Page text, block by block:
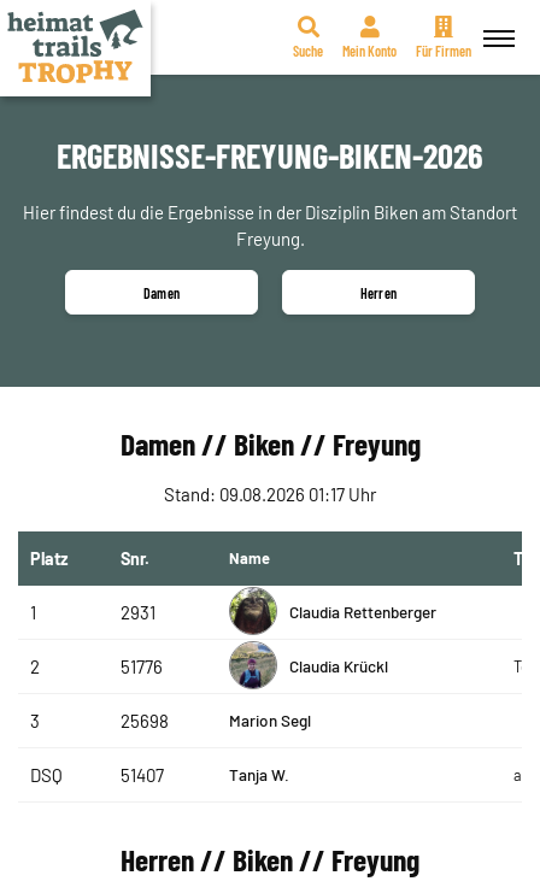
Zum
springen
Suche Mein Konto Für Firmen
ERGEBNISSE-FREYUNG-BIKEN-2026
Hier findest du die Ergebnisse in der Disziplin Biken am Standort
Freyung.
Damen Herren
Damen // Biken // Freyung
Stand: 09.08.2026 01:17 Uhr
Platz Snr. Name
1 2931 Claudia Rettenberger
2 51776 Claudia Krückl
3 25698 Marion Segl
DSQ 51407 Tanja W.
Herren // Biken // Freyung